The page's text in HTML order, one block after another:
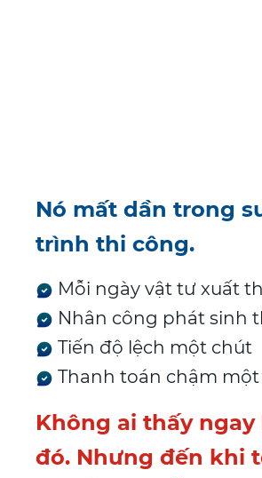
Nó mất dần trong
trình thi công.
Mỗi ngày vật tư xuất
Nhân công phát sinh
Tiến độ lệch một chút
Thanh toán chậm
Không ai thấy ngay
đó. Nhưng đến khi